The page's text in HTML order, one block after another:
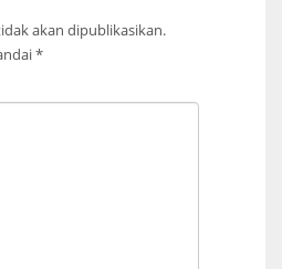
akan dipublikasikan.
*